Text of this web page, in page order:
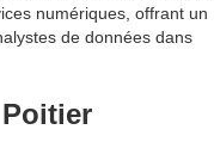
numériques, offrant un
de données dans